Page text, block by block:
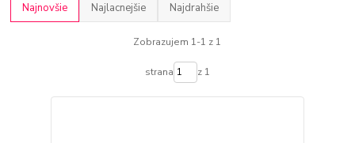
Najnovšie Najlacnejšie Najdrahšie
Zobrazujem 1-1 z 1
strana z 1